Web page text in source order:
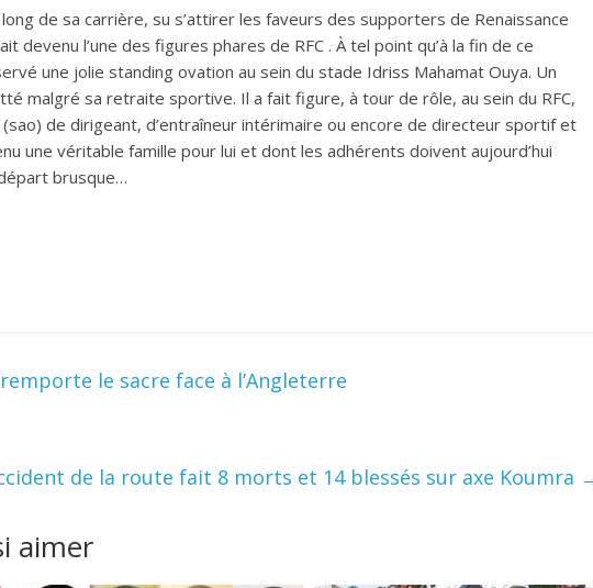
de sa carrière, su s’attirer les faveurs des supporters de Renaissance
devenu l’une des figures phares de RFC . À tel point qu’à la fin de ce
une jolie standing ovation au sein du stade Idriss Mahamat Ouya. Un
malgré sa retraite sportive. Il a fait figure, à tour de rôle, au sein du RFC,
de dirigeant, d’entraîneur intérimaire ou encore de directeur sportif et
une véritable famille pour lui et dont les adhérents doivent aujourd’hui
brusque…
le sacre face à l’Angleterre
de la route fait 8 morts et 14 blessés sur axe Koumra
aimer